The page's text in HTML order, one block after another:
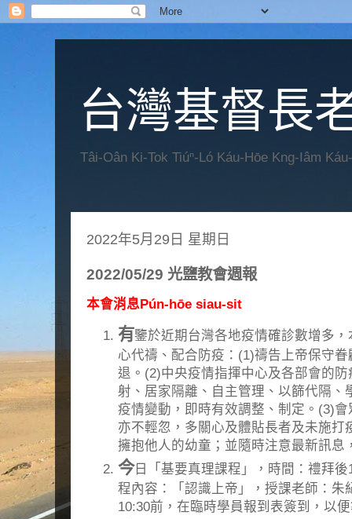
台灣基督長
Tâi-Oân Ki-Tok Tiúⁿ-Ló Káu-Hōe Kng-Iâm
2022年5月29日 星期日
2022/05/29 光鹽教會週報
本會消息Pún-hōe siau-sit
有鑒於近期台灣各地疫情確診數增多
心代禱、配合防疫：(1)禱告上帝保守
退。(2)中央疫情指揮中心及各部會的
射、居家隔離、自主管理、以篩代隔
疫情變動，即時有效調整、制定。(3)
亦不輕忽，多關心及體貼長者及未施
擁抱他人的幼童；並隨時注意最新訊息
今日「基要真理課程」，時間：禮拜
程內容：「認識上帝」，授課老師：
10:30前，在臨時學員報到表簽到，以